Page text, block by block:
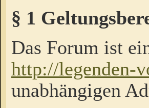
§ 1
Das Forum ist
http://legenden-
unabhängigen